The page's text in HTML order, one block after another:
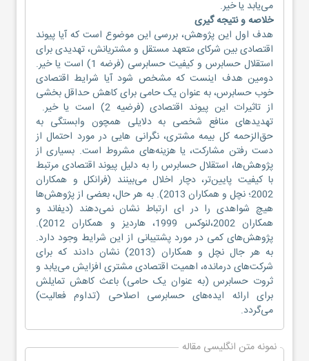
می‌یابد یا خیر.‌
خلاصه و نتیجه گیری
هدف اول این پژوهش، بررسی این موضوع است که آیا پیوند
اقتصادی بین شرکای متعهد مستقل و مشتریانش، تهدیدی برای
استقلال حسابرس و کیفیت حسابرسی (فرضه 1) است یا خیر.
دومین هدف اینست که مشخص شود آیا شرایط اقتصادی
خوب حسابرس، به عنوان یک حامی برای کاهش حداقل بخشی
از تاثیرات این پیوند اقتصادی (فرضیه 2) است یا خیر.
تهدیدهای منافع شخصی به دلایلی همچون وابستگی به
حق‌الزحمه کل بیمه مشتری، نگرانی هایی در مورد احتمال از
دست رفتن مشارکت، یا هزینه‌های مشروط است. بسیاری از
پژوهش‌ها، استقلال حسابرس را به دلیل پیوند اقتصادی مرتبط
با کیفیت پایین‌تر، دچار اخلال می‌بینند (فرانکل و همکاران
2002؛ نچل و همکاران 2013). به هر حال، بعضی از پژوهش‌ها
هیچ شواهدی را در ای ارتباط نشان نمی‌دهند (دیفاند و
همکاران 2002،لنوکس 1999، هاردیز و همکاران 2012).
پژوهش‌های کمی در مورد پشتیبانی از این شرایط وجود دارد.
به هر جال نچل و همکاران (2013) نشان دادند که برای
شرکت‌های درمانده، اهمیت اقتصادی مشتری افزایش می‌یابد و
ثروت حسابرس (به عنوان یک حامی) باعث کاهش تمایلش
برای ارائه ایده‌های حسابرسی اصلاحی (تداوم فعالیت)
می‌گردد.
نمونه متن انگلیسی مقاله